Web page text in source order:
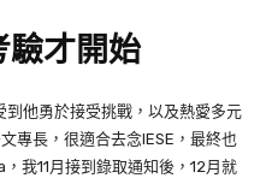
驗才開始
到他勇於接受挑戰，以及熱愛多元
專長，很適合去念IESE ，最終也
，我11月接到錄取通知後， 12月就